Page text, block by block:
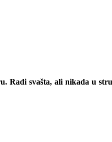
svašta, ali nikada u